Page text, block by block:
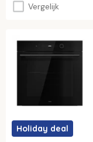
Vergelijk
Holiday deal